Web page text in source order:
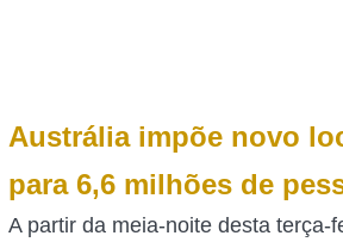
Austrália impõe novo
para 6,6 milhões de
A partir da meia-noite desta terça-